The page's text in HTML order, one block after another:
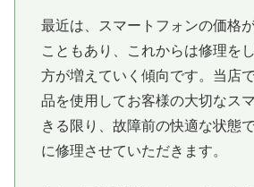
最近は、スマートフォンの価格
こともあり、これからは修理を
方が増えていく傾向です。当店
品を使用してお客様の大切なス
きる限り、故障前の快適な状態
に修理させていただきます。